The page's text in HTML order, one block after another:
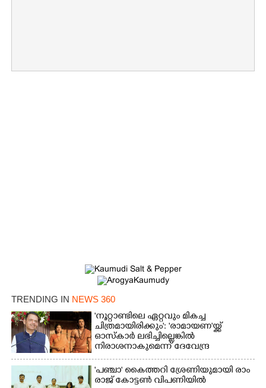
TRENDING IN NEWS 360
'നൂറ്റാണ്ടിലെ ഏറ്റവും മികച്ച
ചിത്രമായിരിക്കും': 'രാമായണ'യ്ക്ക്
ഓസ്കാ‌ർ ലഭിച്ചില്ലെങ്കിൽ
നിരാശനാകുമെന്ന് ദേവേന്ദ്ര
ഫഡ്നാവിസ്
'​പ​ഞ്ചാ​'​ ​കൈ​ത്ത​റി​ ​ശ്രേ​ണി​യു​മാ​യി​ ​രാം​
രാ​ജ് ​കോ​ട്ടൺ വിപണിയിൽ